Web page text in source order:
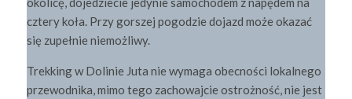
cztery koła. Przy gorszej pogodzie dojazd może okazać
się zupełnie niemożliwy.
Trekking w Dolinie Juta nie wymaga obecności lokalnego
przewodnika, mimo tego zachowajcie ostrożność, nie jest